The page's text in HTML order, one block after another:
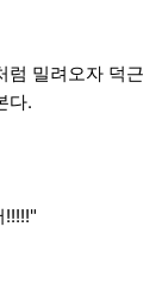
럼 밀려오자 덕근
다.
!!!!!"